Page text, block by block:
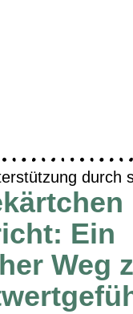
durch
Ein
Weg